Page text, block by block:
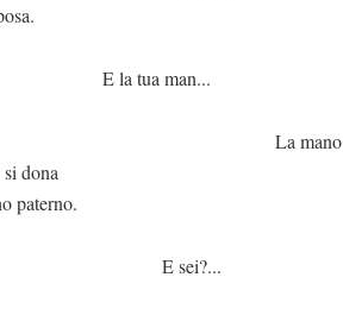
tua man...
mano
dona
paterno.